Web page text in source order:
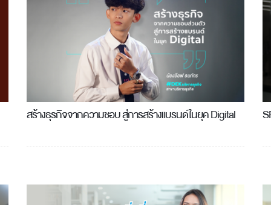
สร้างธุรกิจจากความชอบ สู่การสร้างแบรนด์ในยุค Digital